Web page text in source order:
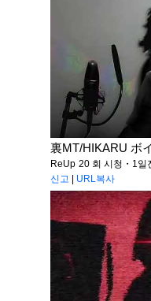
裏MT/HIKARU ボ
ReUp 20 회 시청・1일
신고
URL복사